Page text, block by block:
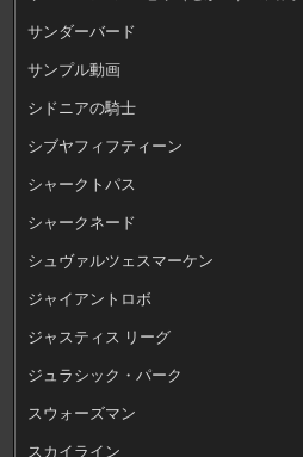
サンダーバード
サンプル動画
シドニアの騎士
シブヤフィフティーン
シャークトパス
シャークネード
シュヴァルツェスマーケン
ジャイアントロボ
ジャスティス リーグ
ジュラシック・パーク
スウォーズマン
スカイライン